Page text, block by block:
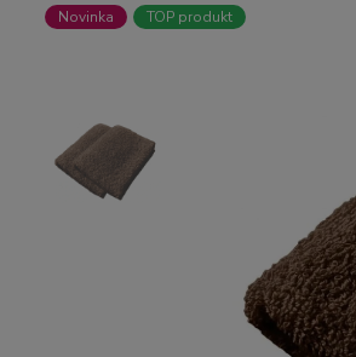
Novinka TOP produkt